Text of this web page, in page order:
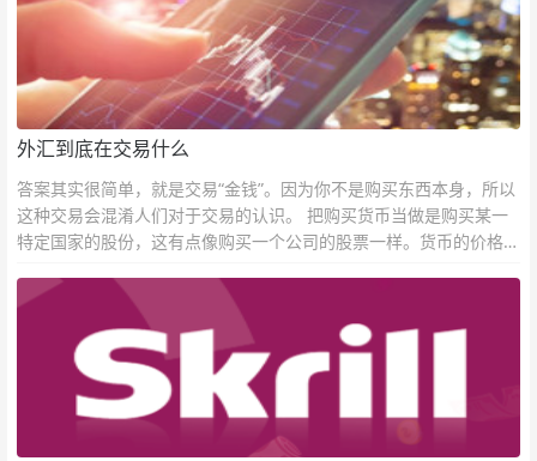
外汇到底在交易什么
答案其实很简单，就是交易“金钱”。因为你不是购买东西本身，所以
这种交易会混淆人们对于交易的认识。 把购买货币当做是购买某一
特定国家的股份，这有点像购买一个公司的股票一样。货币的价格直